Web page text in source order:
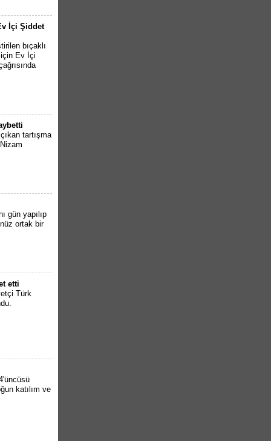
İçi Şiddet
bıçaklı
için Ev İçi
tartışma
gün yapılıp
ortak bir
etti
Türk
katılım ve